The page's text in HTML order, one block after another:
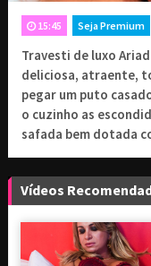
ASSINE PARA TER
1 mês de
Renovado a cada 1 mês
3 meses de
Renovado a cada 3
Renovado a cada 6
Combo
// Acesso a 4 sites
exclusivos
15:45 Seja Premium
Travesti de luxo
deliciosa, atraente,
pegar um puto
o cuzinho as
safada bem dotada
Vídeos